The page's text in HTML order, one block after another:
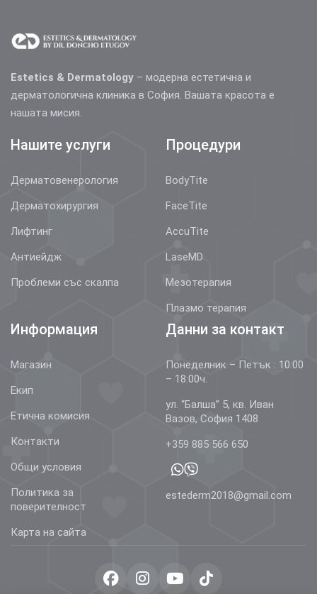
Estetics & Dermatology – модерна естетична и
дерматологична клиника в София. Вашата красота е
нашата мисия.
Нашите услуги
Дерматовенерология
Дерматохирургия
Лифтинг
Антиейдж
Проблеми със скалпа
Процедури
BodyTite
FaceTite
AccuTite
LaseMD
Мезотерапия
Плазмо терапия
Информация
Магазин
Екип
Етична комисия
Контакти
Общи условия
Политика за
поверителност
Карта на сайта
Данни за контакт
Понеделник – Петък : 10:00
– 18:00ч.
ул. “Балша” 5, кв. Иван
Вазов, София 1408
+359 885 566 650
estederm2018@gmail.com